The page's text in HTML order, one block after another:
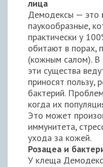
лица
Демодексы — это
паукообразные,
практически у
обитают в порах,
(кожным салом). В
эти существа
приносят пользу,
бактерий.
когда их
Это может
иммунитета,
ухода за кожей.
Розацеа и
У клеща